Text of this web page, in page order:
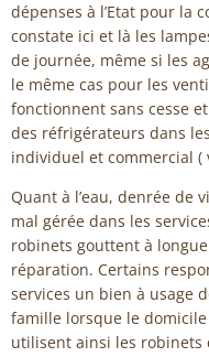
dépenses à l’Etat pour la
constate ici et là les
de journée, même si les
le même cas pour les
fonctionnent sans cesse
des réfrigérateurs dans
individuel et commercial (
Quant à l’eau, denrée de
mal gérée dans les
robinets gouttent à
réparation. Certains
services un bien à usage
famille lorsque le
utilisent ainsi les robinets